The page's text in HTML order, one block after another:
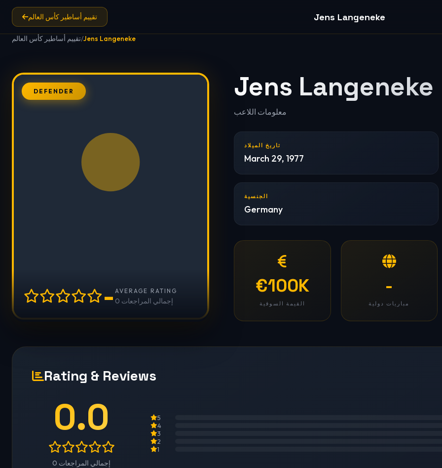
تقييم أساطير كأس العالم Jens Langeneke
تقييم أساطير كأس العالم/Jens Langeneke
DEFENDER
- AVERAGE RATING
0 إجمالي المراجعات
Jens Langeneke
معلومات اللاعب
تاريخ الميلاد
March 29, 1977
الجنسية
Germany
€100K
القيمة السوقية
-
مباريات دولية
Rating & Reviews
0.0
0 إجمالي المراجعات
5
4
3
2
1